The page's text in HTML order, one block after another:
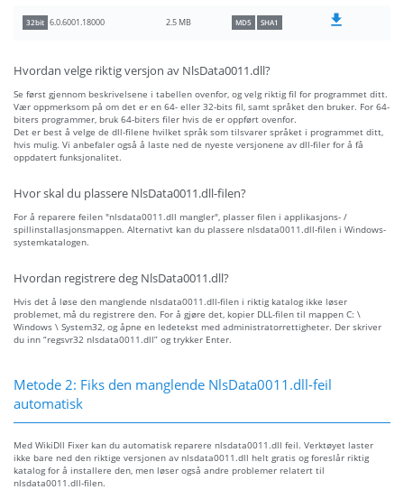
32bit 6.0.6001.18000 2.5 MB MD5 SHA1
Hvordan velge riktig versjon av NlsData0011.dll?
Se først gjennom beskrivelsene i tabellen ovenfor, og velg riktig fil for programmet ditt.
Vær oppmerksom på om det er en 64- eller 32-bits fil, samt språket den bruker. For 64-
biters programmer, bruk 64-biters filer hvis de er oppført ovenfor.
Det er best å velge de dll-filene hvilket språk som tilsvarer språket i programmet ditt,
hvis mulig. Vi anbefaler også å laste ned de nyeste versjonene av dll-filer for å få
oppdatert funksjonalitet.
Hvor skal du plassere NlsData0011.dll-filen?
For å reparere feilen "nlsdata0011.dll mangler", plasser filen i applikasjons- /
spillinstallasjonsmappen. Alternativt kan du plassere nlsdata0011.dll-filen i Windows-
systemkatalogen.
Hvordan registrere deg NlsData0011.dll?
Hvis det å løse den manglende nlsdata0011.dll-filen i riktig katalog ikke løser
problemet, må du registrere den. For å gjøre det, kopier DLL-filen til mappen C: \
Windows \ System32, og åpne en ledetekst med administratorrettigheter. Der skriver
du inn “regsvr32 nlsdata0011.dll” og trykker Enter.
Metode 2: Fiks den manglende NlsData0011.dll-feil
automatisk
Med WikiDll Fixer kan du automatisk reparere nlsdata0011.dll feil. Verktøyet laster
ikke bare ned den riktige versjonen av nlsdata0011.dll helt gratis og foreslår riktig
katalog for å installere den, men løser også andre problemer relatert til
nlsdata0011.dll-filen.